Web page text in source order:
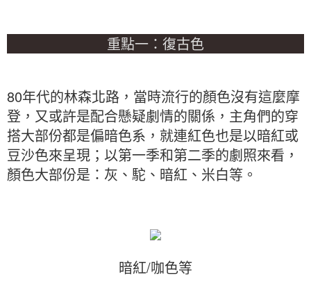
重點一：復古色
80年代的林森北路，當時流行的顏色沒有這麼摩
登，又或許是配合懸疑劇情的關係，主角們的穿
搭大部份都是偏暗色系，就連紅色也是以暗紅或
豆沙色來呈現；以第一季和第二季的劇照來看，
顏色大部份是：灰、駝、暗紅、米白等。
暗紅/咖色等